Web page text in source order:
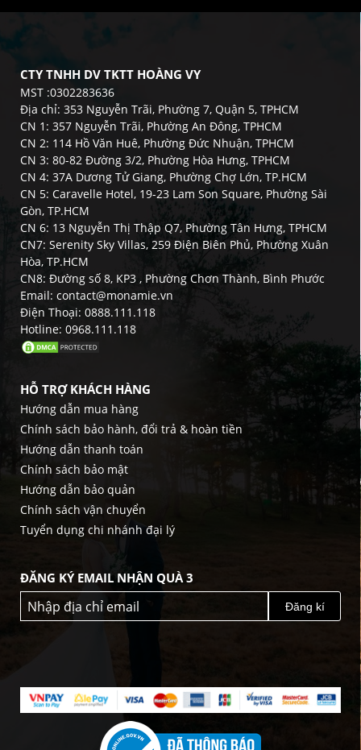
CTY TNHH DV TKTT HOÀNG VY
MST :0302283636
Địa chỉ: 353 Nguyễn Trãi, Phường 7, Quận 5, TPHCM
CN 1: 357 Nguyễn Trãi, Phường An Đông, TPHCM
CN 2: 114 Hồ Văn Huê, Phường Đức Nhuận, TPHCM
CN 3: 80-82 Đường 3/2, Phường Hòa Hưng, TPHCM
CN 4: 37A Dương Tử Giang, Phường Chợ Lớn, TP.HCM
CN 5: Caravelle Hotel, 19-23 Lam Son Square, Phường Sài
Gòn, TP.HCM
CN 6: 13 Nguyễn Thị Thập Q7, Phường Tân Hưng, TPHCM
CN7: Serenity Sky Villas, 259 Điện Biên Phủ, Phường Xuân
Hòa, TP.HCM
CN8: Đường số 8, KP3 , Phường Chơn Thành, Bình Phước
Email: contact@monamie.vn
Điện Thoại: 0888.111.118
Hotline: 0968.111.118
HỖ TRỢ KHÁCH HÀNG
Hướng dẫn mua hàng
Chính sách bảo hành, đổi trả & hoàn tiền
Hướng dẫn thanh toán
Chính sách bảo mật
Hướng dẫn bảo quản
Chính sách vận chuyển
Tuyển dụng chi nhánh đại lý
ĐĂNG KÝ EMAIL NHẬN QUÀ 3
Đăng kí